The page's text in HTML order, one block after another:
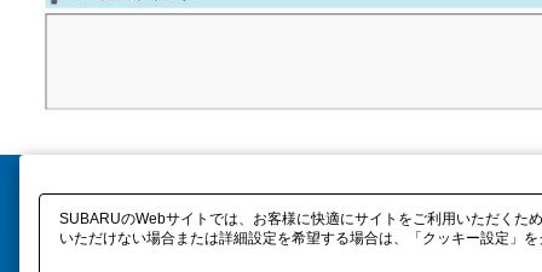
SUBARUのWebサイトでは、お客様に快適にサイトをご利用いただくた
いただけない場合または詳細設定を希望する場合は、「クッキー設定」